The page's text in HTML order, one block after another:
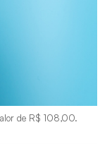
de R$ 108,00.